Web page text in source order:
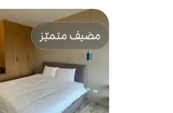
مضيف متميّز
مضيف متميّز